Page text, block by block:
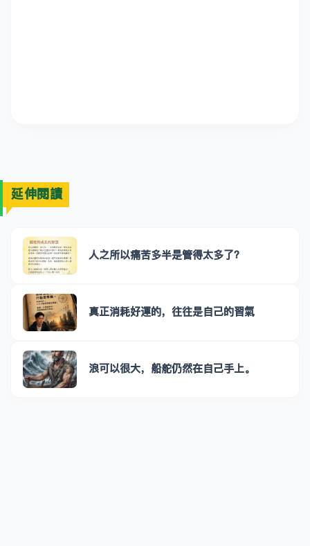
延伸閱讀
人之所以痛苦多半是管得太多了？
真正消耗好運的，往往是自己的習氣
浪可以很大，船舵仍然在自己手上。